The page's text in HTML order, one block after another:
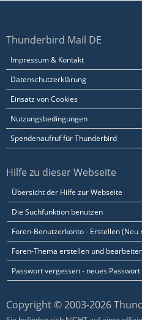
Thunderbird Mail DE
Impressum & Kontakt
Datenschutzerklärung
Einsatz von Cookies
Nutzungsbedingungen
Spendenaufruf für Thunderbird
Hilfe zu dieser Webseite
Übersicht der Hilfe zur Webseite
Die Suchfunktion benutzen
Foren-Benutzerkonto - Erstellen (Neu
Foren-Thema erstellen und
Passwort vergessen - neues
Copyright © 2003-2026